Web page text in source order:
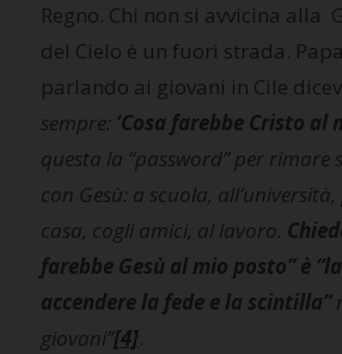
Regno. Chi non si avvicina alla
del Cielo è un fuori strada.
parlando ai giovani in Cile
sempre: ‘Cosa farebbe Cristo al
questa la “password” per rimare
con Gesù: a scuola,
casa, cogli amici, al lavoro.
farebbe Gesù al mio posto” è
accendere la fede e la scintilla”
giovani”[4].